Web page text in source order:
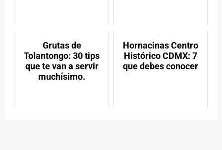
Grutas de
Tolantongo: 30 tips
que te van a servir
muchísimo.
Hornacinas Centro
Histórico CDMX: 7
que debes conocer